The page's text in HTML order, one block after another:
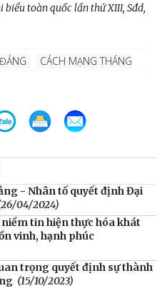
toàn quốc lần thứ XIII, Sđd,
CÁCH MẠNG THÁNG
- Nhân tố quyết định Đại
04/2024)
tin hiện thực hóa khát
vinh, hạnh phúc
trọng quyết định sự thành
(15/10/2023)